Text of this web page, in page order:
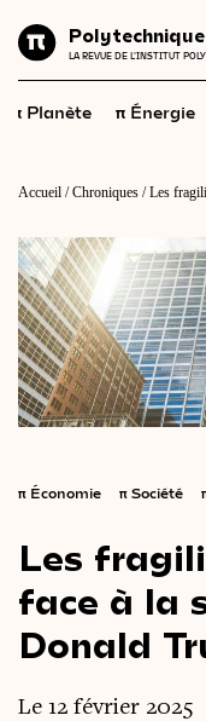
LA REVUE DE L'INSTITUT
Énergie
Santé
et
Économie
Industrie
Science et
Société
Géopolitique
magazine
Vidéos &
FR EN
π Planète π Énergie
Accueil /Chroniques /Les
π Économie π Société
Les
face à la
Donald
Le 12 février 2025